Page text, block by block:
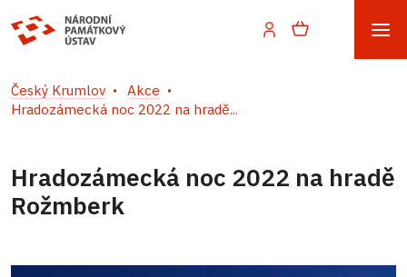
Český Krumlov
Akce
Hradozámecká noc 2022 na hradě...
Hradozámecká noc 2022 na hradě
Rožmberk